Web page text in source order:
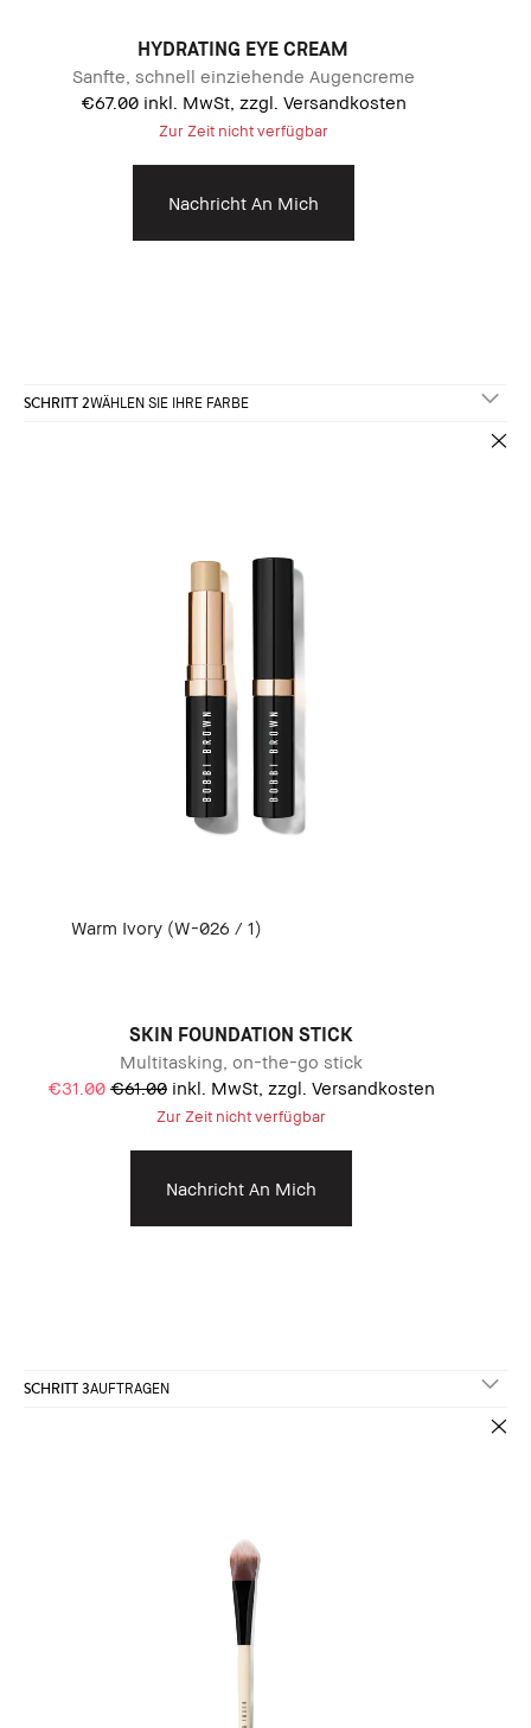
HYDRATING EYE CREAM
Sanfte, schnell einziehende Augencreme
€67.00 inkl. MwSt, zzgl. Versandkosten
Zur Zeit nicht verfügbar
Nachricht An Mich
SCHRITT 2WÄHLEN SIE IHRE FARBE
Warm Ivory (W-026 / 1)
SKIN FOUNDATION STICK
Multitasking, on-the-go stick
€31.00 €61.00 inkl. MwSt, zzgl. Versandkosten
Zur Zeit nicht verfügbar
Nachricht An Mich
SCHRITT 3AUFTRAGEN